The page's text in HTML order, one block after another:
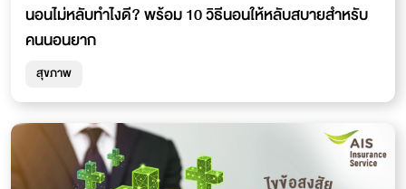
นอนไม่หลับทำไงดี? พร้อม 10 วิธีนอนให้หลับสบายสำหรับ
คนนอนยาก
สุขภาพ